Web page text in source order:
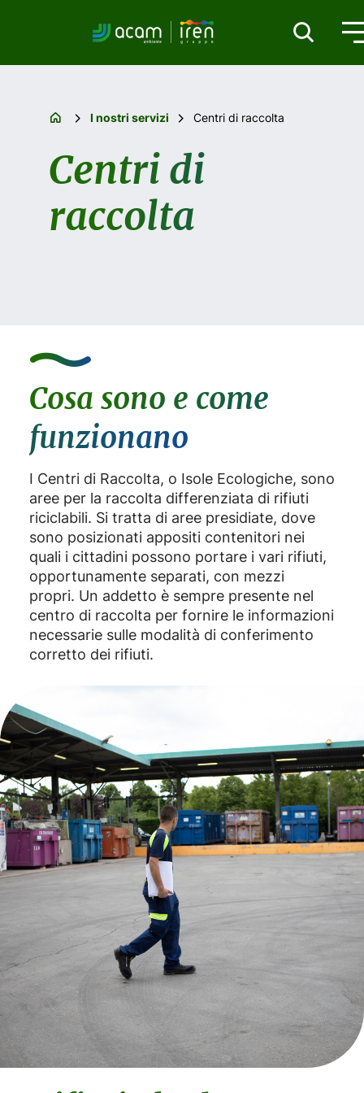
I nostri servizi Centri di raccolta
Centri di
raccolta
Cosa sono e come
funzionano
I Centri di Raccolta, o Isole Ecologiche, sono
aree per la raccolta differenziata di rifiuti
riciclabili. Si tratta di aree presidiate, dove
sono posizionati appositi contenitori nei
quali i cittadini possono portare i vari rifiuti,
opportunamente separati, con mezzi
propri. Un addetto è sempre presente nel
centro di raccolta per fornire le informazioni
necessarie sulle modalità di conferimento
corretto dei rifiuti.